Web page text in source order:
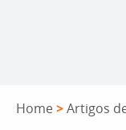
Home >Artigos